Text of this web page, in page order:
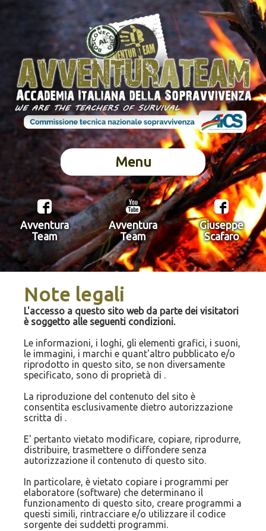
Menu
Avventura
Team
Avventura
Team
Giuseppe
Scafaro
Note legali
L'accesso a questo sito web da parte dei visitatori
è soggetto alle seguenti condizioni.
Le informazioni, i loghi, gli elementi grafici, i suoni,
le immagini, i marchi e quant'altro pubblicato e/o
riprodotto in questo sito, se non diversamente
specificato, sono di proprietà di .
La riproduzione del contenuto del sito è
consentita esclusivamente dietro autorizzazione
scritta di .
E' pertanto vietato modificare, copiare, riprodurre,
distribuire, trasmettere o diffondere senza
autorizzazione il contenuto di questo sito.
In particolare, è vietato copiare i programmi per
elaboratore (software) che determinano il
funzionamento di questo sito, creare programmi a
questi simili, rintracciare e/o utilizzare il codice
sorgente dei suddetti programmi.